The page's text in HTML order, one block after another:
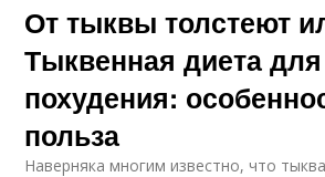
От тыквы толстеют
Тыквенная диета для
похудения:
польза
Наверняка многим известно, что